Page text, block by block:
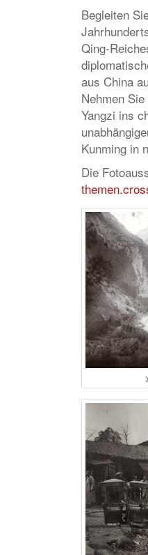
Begleiten
Qing-
aus China
Nehmen
Yangzi ins
Kunming in
Die